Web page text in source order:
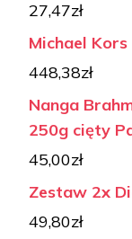
27,47zł
Michael
448,38zł
Nanga
250g cięty
45,00zł
Zestaw 2x
49,80zł